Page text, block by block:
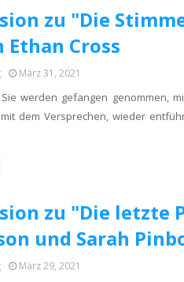
zu "Die
Ethan Cross
März 31, 2021
werden gefangen genommen,
dem Versprechen, wieder
zu "Die letzte
und Sarah
März 29, 2021